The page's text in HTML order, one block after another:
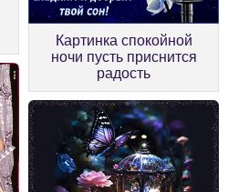
Картинка спокойной
ночи пусть приснится
радость